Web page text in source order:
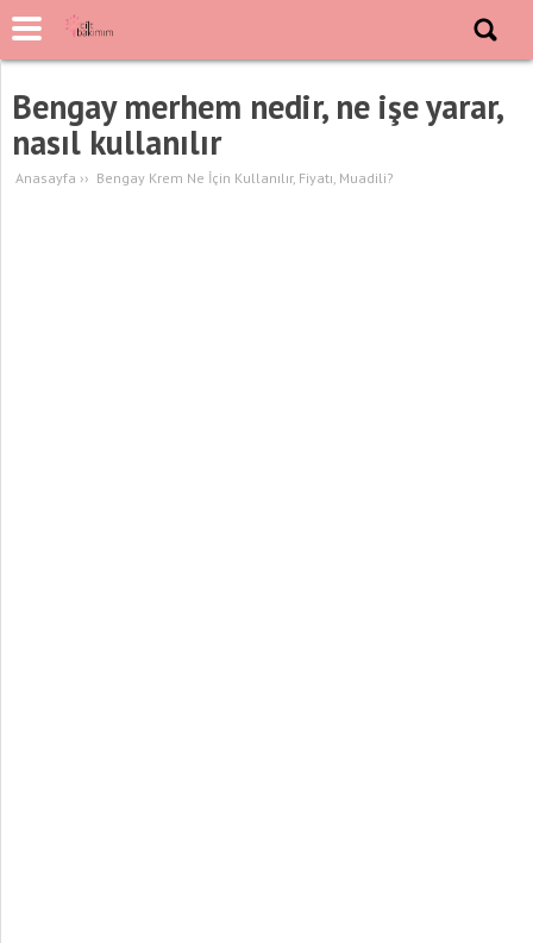
Bengay merhem nedir, ne işe yarar,
nasıl kullanılır
Anasayfa ›› Bengay Krem Ne İçin Kullanılır, Fiyatı, Muadili?